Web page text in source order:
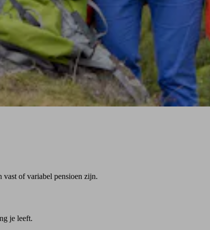
vast of variabel pensioen zijn.
je leeft.